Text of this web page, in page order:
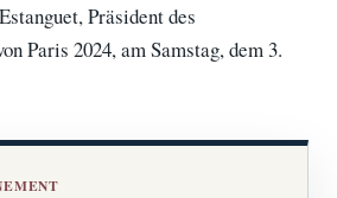
Präsident des
Paris 2024, am Samstag, dem 3.